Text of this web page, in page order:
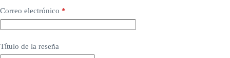
Correo electrónico *
Título de la reseña